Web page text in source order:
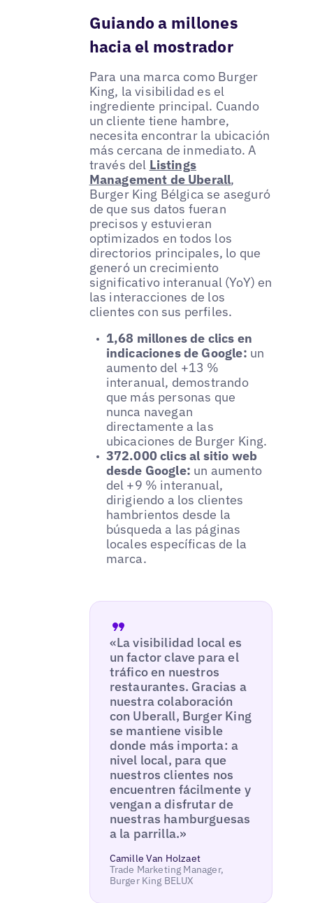
Guiando a millones
hacia el mostrador
Para una marca como Burger
King, la visibilidad es el
ingrediente principal. Cuando
un cliente tiene hambre,
necesita encontrar la ubicación
más cercana de inmediato. A
través del Listings
Management de Uberall,
Burger King Bélgica se aseguró
de que sus datos fueran
precisos y estuvieran
optimizados en todos los
directorios principales, lo que
generó un crecimiento
significativo interanual (YoY) en
las interacciones de los
clientes con sus perfiles.
1,68 millones de clics en
indicaciones de Google: un
aumento del +13 %
interanual, demostrando
que más personas que
nunca navegan
directamente a las
ubicaciones de Burger King.
372.000 clics al sitio web
desde Google: un aumento
del +9 % interanual,
dirigiendo a los clientes
hambrientos desde la
búsqueda a las páginas
locales específicas de la
marca.
«La visibilidad local es
un factor clave para el
tráfico en nuestros
restaurantes. Gracias a
nuestra colaboración
con Uberall, Burger King
se mantiene visible
donde más importa: a
nivel local, para que
nuestros clientes nos
encuentren fácilmente y
vengan a disfrutar de
nuestras hamburguesas
a la parrilla.»
Camille Van Holzaet
Trade Marketing Manager,
Burger King BELUX